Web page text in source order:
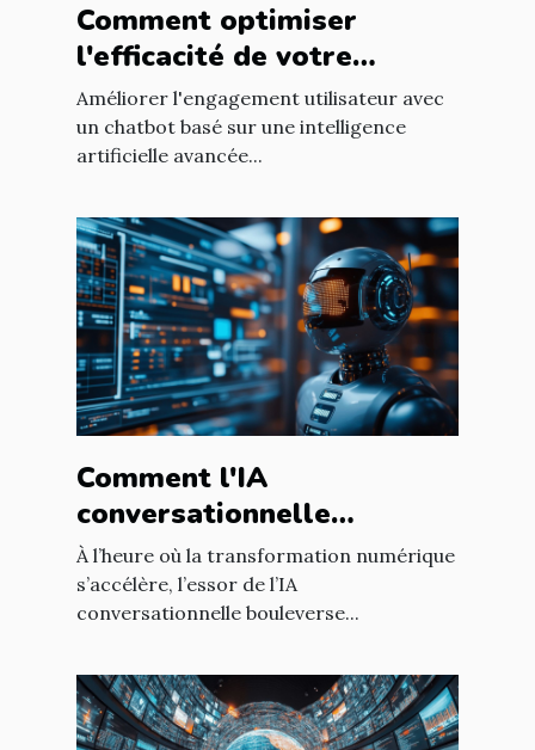
Comment optimiser
l'efficacité de votre
chatbot GPT pour
améliorer l'engagement
utilisateur
Améliorer l'engagement utilisateur avec
un chatbot basé sur une intelligence
artificielle avancée...
Comment l'IA
conversationnelle
révolutionne l'expérience
utilisateur sur les sites
web
À l’heure où la transformation numérique
s’accélère, l’essor de l’IA
conversationnelle bouleverse...